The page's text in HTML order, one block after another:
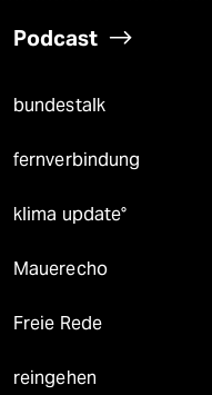
Podcast
bundestalk
fernverbindung
klima update°
Mauerecho
Freie Rede
reingehen